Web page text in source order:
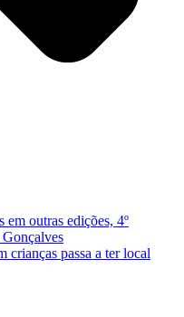
em outras edições, 4º
crianças passa a ter local